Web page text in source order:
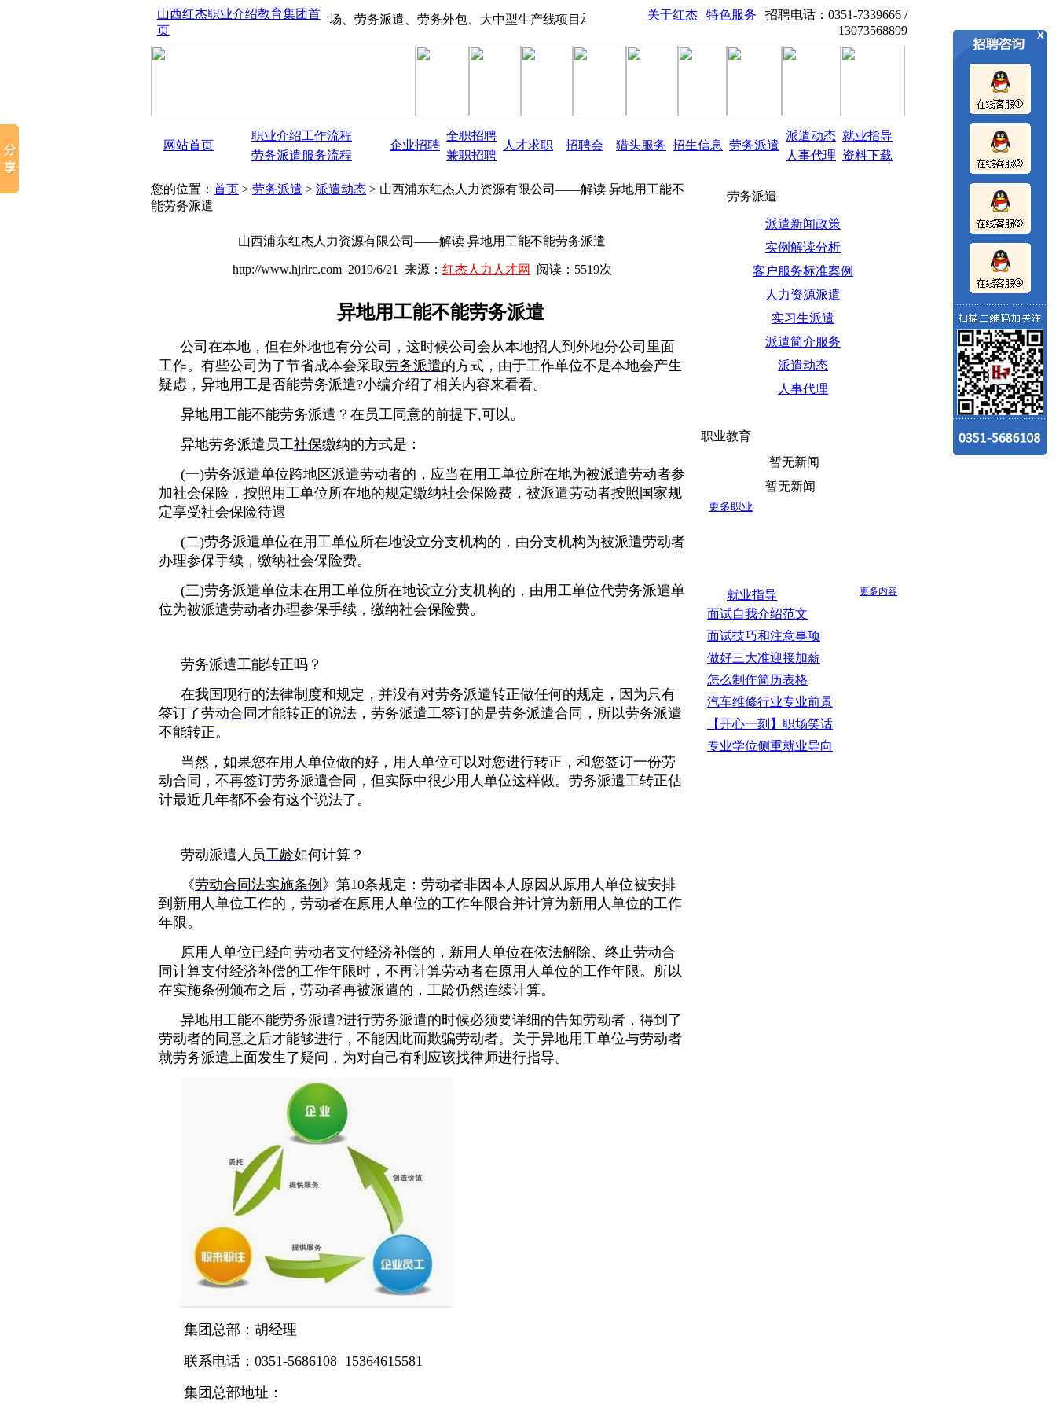
山西红杰职业介绍教育集团首
页
山西太原红杰人才市场、劳务派遣、劳务外包、大中型生产线项目承包、物业管理、保险代缴、现场招聘,山西招考信息、职业教育培训、0351-7339666
关于红杰| 特色服务 | 招聘电话：0351-7339666 /
13073568899
网站首页
职业介绍工作流程
企业招聘
全职招聘
人才求职 招聘会 猎头服务 招生信息 劳务派遣
派遣动态 就业指导
劳务派遣服务流程
兼职招聘 人事代理 资料下载
您的位置： 首页 > 劳务派遣 > 派遣动态 > 山西浦东红杰人力资源有限公司——解读 异地用工能不
能劳务派遣
山西浦东红杰人力资源有限公司——解读 异地用工能不能劳务派遣
http://www.hjrlrc.com 2019/6/21 来源： 红杰人力人才网 阅读：5519次
异地用工能不能劳务派遣
公司在本地，但在外地也有分公司，这时候公司会从本地招人到外地分公司里面
工作。有些公司为了节省成本会采取劳务派遣的方式，由于工作单位不是本地会产生
疑虑，异地用工是否能劳务派遣?小编介绍了相关内容来看看。
异地用工能不能劳务派遣？ 在员工同意的前提下,可以。
异地劳务派遣员工社保缴纳的方式是：
(一)劳务派遣单位跨地区派遣劳动者的，应当在用工单位所在地为被派遣劳动者参
加社会保险，按照用工单位所在地的规定缴纳社会保险费，被派遣劳动者按照国家规
定享受社会保险待遇
(二)劳务派遣单位在用工单位所在地设立分支机构的，由分支机构为被派遣劳动者
办理参保手续，缴纳社会保险费。
(三)劳务派遣单位未在用工单位所在地设立分支机构的，由用工单位代劳务派遣单
位为被派遣劳动者办理参保手续，缴纳社会保险费。
劳务派遣工能转正吗？
在我国现行的法律制度和规定，并没有对劳务派遣转正做任何的规定，因为只有
签订了劳动合同 才能转正的说法，劳务派遣工签订的是劳务派遣合同，所以劳务派遣
不能转正。
当然，如果您在用人单位做的好，用人单位可以对您进行转正，和您签订一份劳
动合同，不再签订劳务派遣合同，但实际中很少用人单位这样做。劳务派遣工转正估
计最近几年都不会有这个说法了。
劳动派遣人员工龄如何计算？
《劳动合同法实施条例 》第10条规定：劳动者非因本人原因从原用人单位被安排
到新用人单位工作的，劳动者在原用人单位的工作年限合并计算为新用人单位的工作
年限。
原用人单位已经向劳动者支付经济补偿的，新用人单位在依法解除、终止劳动合
同计算支付经济补偿的工作年限时，不再计算劳动者在原用人单位的工作年限。所以
在实施条例颁布之后，劳动者再被派遣的，工龄仍然连续计算。
异地用工能不能劳务派遣?进行劳务派遣的时候必须要详细的告知劳动者，得到了
劳动者的同意之后才能够进行 ，不能因此而欺骗劳动者。关于异地用工单位与劳动者
就劳务派遣上面发生了疑问，为对自己有利应该找律师进行指导。
集团总部：胡经理
联系电话：0351-5686108 15364615581
集团总部地址：
劳务派遣
派遣新闻政策
实例解读分析
客户服务标准案例
人力资源派遣
实习生派遣
派遣简介服务
派遣动态
人事代理
职业教育
暂无新闻
暂无新闻
更多职业
就业指导 更多内容
面试自我介绍范文
面试技巧和注意事项
做好三大准迎接加薪
怎么制作简历表格
汽车维修行业专业前景
【开心一刻】职场笑话
专业学位侧重就业导向